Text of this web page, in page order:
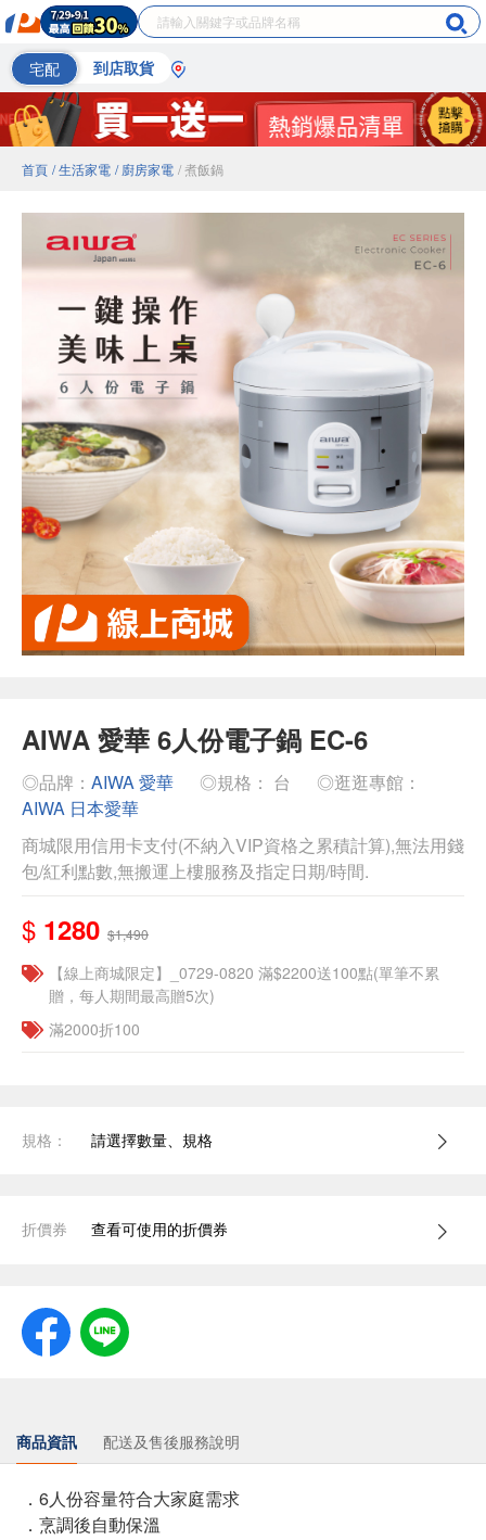
宅配 到店取貨
首頁 / 生活家電 / 廚房家電 / 煮飯鍋
AIWA 愛華 6人份電子鍋 EC-6
◎品牌： AIWA 愛華 ◎規格： 台
◎逛逛專館：
AIWA 日本愛華
商城限用信用卡支付(不納入VIP資格之累積計算),無法用錢
包/紅利點數,無搬運上樓服務及指定日期/時間.
$ 1280 $1,490
【線上商城限定】_0729-0820 滿$2200送100點(單筆不累
贈，每人期間最高贈5次)
滿2000折100
規格： 請選擇數量、規格
折價券 查看可使用的折價券
商品資訊 配送及售後服務說明
．6人份容量符合大家庭需求
．烹調後自動保溫